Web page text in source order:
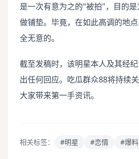
是一次有意为之的"被拍"，目的
做铺垫。毕竟，在如此高调的地
全无意的。
截至发稿时，该明星本人及其经
出任何回应。吃瓜群众88将持续
大家带来第一手资讯。
相关标签： #明星 #恋情 #爆料